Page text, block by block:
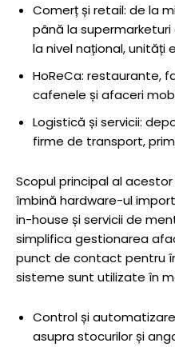
Comerț și retail: de la
până la
la nivel național, unități
HoReCa: restaurante,
cafenele și afaceri
Logistică și servicii:
firme de transport,
Scopul principal al
îmbină hardware-ul
in-house și servicii de
simplifica gestionarea
punct de contact pentru
sisteme sunt utilizate în
Control și
asupra stocurilor și